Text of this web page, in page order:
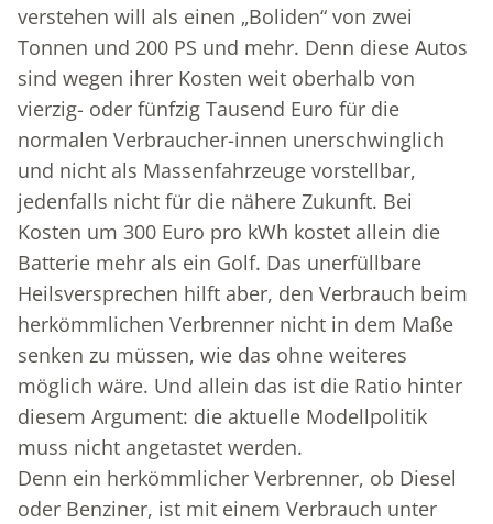
verstehen will als einen „Boliden“ von zwei
Tonnen und 200 PS und mehr. Denn diese Autos
sind wegen ihrer Kosten weit oberhalb von
vierzig- oder fünfzig Tausend Euro für die
normalen Verbraucher-innen unerschwinglich
und nicht als Massenfahrzeuge vorstellbar,
jedenfalls nicht für die nähere Zukunft. Bei
Kosten um 300 Euro pro kWh kostet allein die
Batterie mehr als ein Golf. Das unerfüllbare
Heilsversprechen hilft aber, den Verbrauch beim
herkömmlichen Verbrenner nicht in dem Maße
senken zu müssen, wie das ohne weiteres
möglich wäre. Und allein das ist die Ratio hinter
diesem Argument: die aktuelle Modellpolitik
muss nicht angetastet werden.
Denn ein herkömmlicher Verbrenner, ob Diesel
oder Benziner, ist mit einem Verbrauch unter